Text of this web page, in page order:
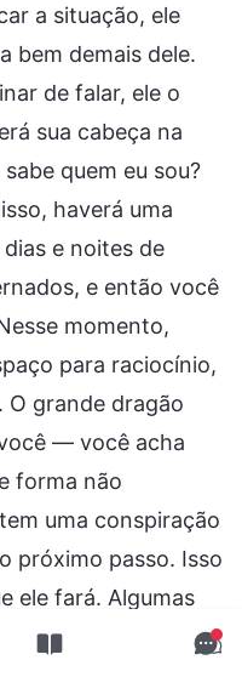
a situação, ele
bem demais dele.
de falar, ele o
sua cabeça na
quem eu sou?
haverá uma
e noites de
e então você
momento,
para raciocínio,
O grande dragão
— você acha
forma não
uma conspiração
próximo passo. Isso
ele fará. Algumas
“Eles não